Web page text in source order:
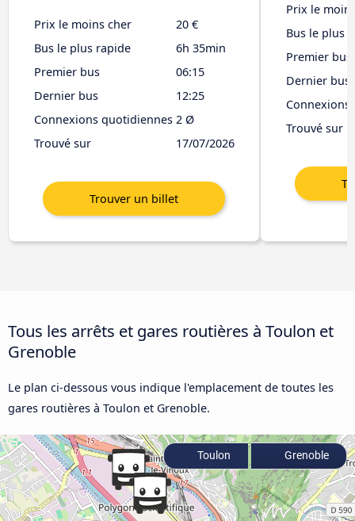
Prix le moins cher
20 €
Bus le plus rapide
6h 35min
Premier bus
06:15
Dernier bus
12:25
Connexions quotidiennes 2 Ø
Trouvé sur
17/07/2026
Prix le
Bus le plus
Premier bus
Dernier bus
Trouvé sur
Tous les arrêts et gares routières à Toulon et
Grenoble
Le plan ci-dessous vous indique l'emplacement de toutes les
gares routières à Toulon et Grenoble.
Toulon Grenoble